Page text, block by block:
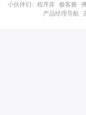
小伙伴们: 程序库 极客酱
产品经理导航